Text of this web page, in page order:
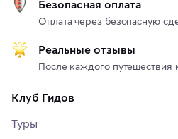
Безопасная оплата
Оплата через безопасную
Реальные отзывы
После каждого путешествия
Клуб Гидов
Туры